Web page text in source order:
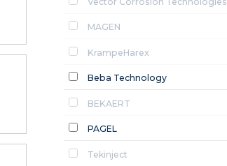
MAGEN
KrampeHarex
Beba Technology
BEKAERT
PAGEL
Tekinject